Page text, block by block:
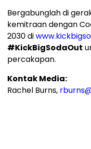
Bergabunglah di
kemitraan dengan
2030 di
#KickBigSodaOut
percakapan.
Kontak Media:
Rachel Burns,